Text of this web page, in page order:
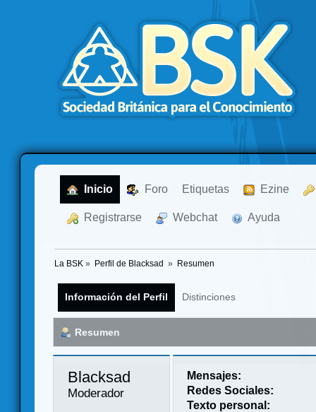
Inicio Foro Etiquetas Ezine
Registrarse Webchat Ayuda
La BSK » Perfil de Blacksad » Resumen
Información del Perfil Distinciones
Resumen
Blacksad
Moderador
Mensajes:
Redes Sociales:
Texto personal: